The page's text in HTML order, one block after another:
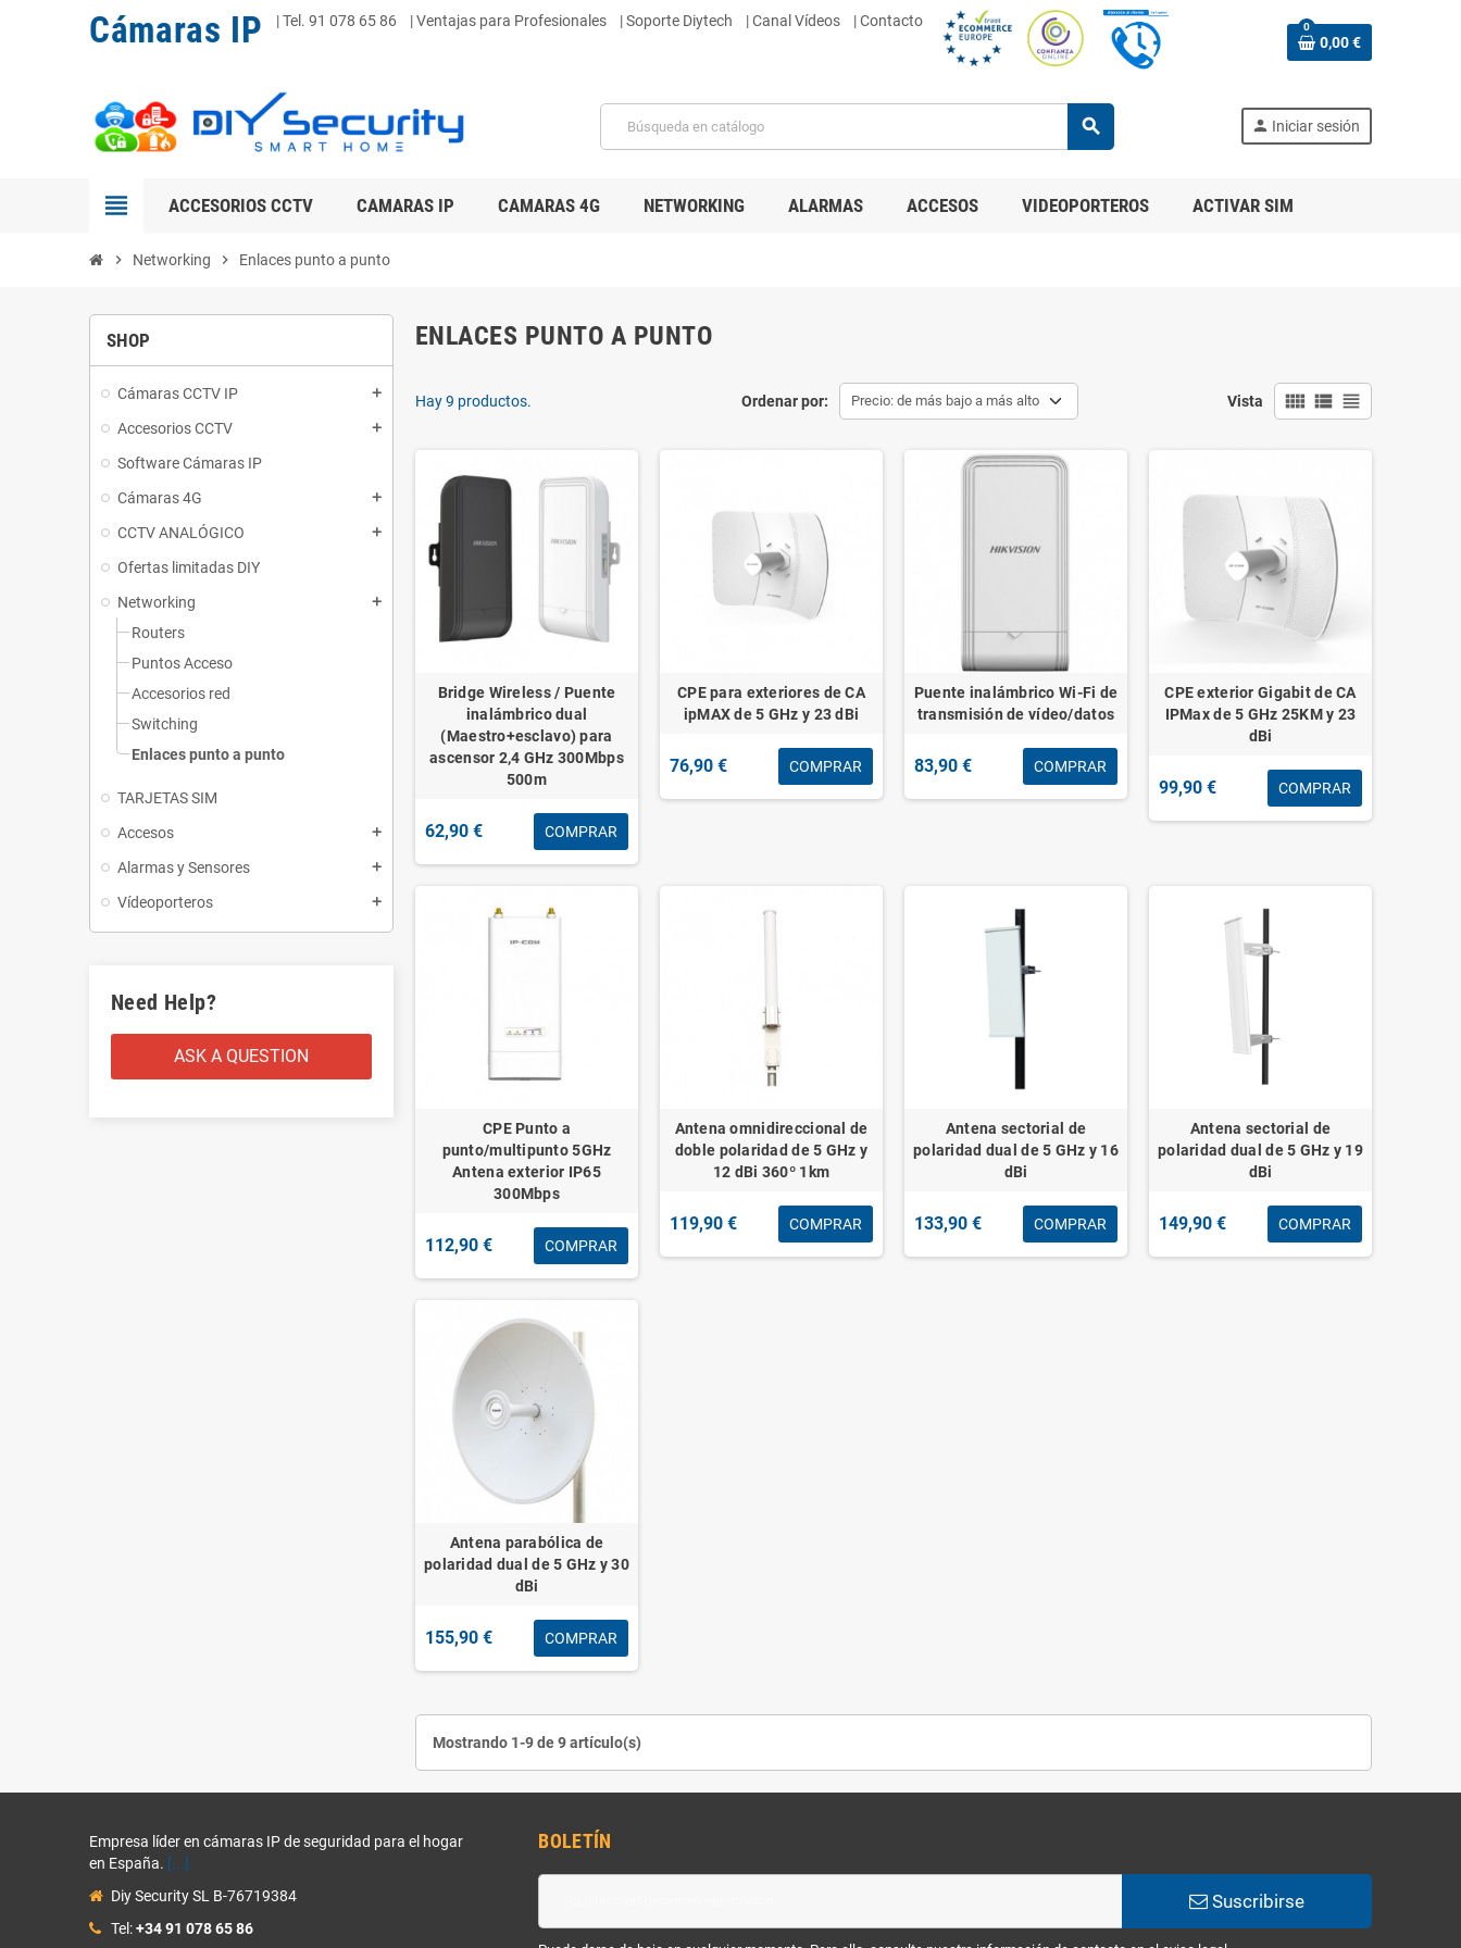
Cámaras IP |Tel. 91 078 65 86 | Ventajas para Profesionales | Soporte Diytech | Canal Vídeos | Contacto 0
0,00 €
search person Iniciar sesión
view_headline ACCESORIOS CCTV CAMARAS IP CAMARAS 4G NETWORKING ALARMAS ACCESOS VIDEOPORTEROS ACTIVAR SIM
chevron_right Networking chevron_right Enlaces punto a punto
SHOP
Cámaras CCTV IP add
Accesorios CCTV add
Software Cámaras IP
Cámaras 4G
add
CCTV ANALÓGICO add
Ofertas limitadas DIY
Networking
add
Routers
Puntos Acceso
Accesorios red
Switching
Enlaces punto a punto
TARJETAS SIM
Accesos
add
Alarmas y Sensores add
Vídeoporteros add
Need Help?
ASK A QUESTION
ENLACES PUNTO A PUNTO
Ordenar por: Precio: de más bajo a más alto Vista view_comfy view_list view_headline
Hay 9 productos.
Bridge Wireless / Puente
inalámbrico dual
(Maestro+esclavo) para
ascensor 2,4 GHz 300Mbps
500m
62,90 € COMPRAR
CPE para exteriores de CA
ipMAX de 5 GHz y 23 dBi
76,90 € COMPRAR
Puente inalámbrico Wi-Fi de
transmisión de vídeo/datos
83,90 € COMPRAR
CPE exterior Gigabit de CA
IPMax de 5 GHz 25KM y 23
dBi
99,90 € COMPRAR
CPE Punto a
punto/multipunto 5GHz
Antena exterior IP65
300Mbps
112,90 € COMPRAR
Antena omnidireccional de
doble polaridad de 5 GHz y
12 dBi 360º 1km
119,90 € COMPRAR
Antena sectorial de
polaridad dual de 5 GHz y 16
dBi
133,90 € COMPRAR
Antena sectorial de
polaridad dual de 5 GHz y 19
dBi
149,90 € COMPRAR
Antena parabólica de
polaridad dual de 5 GHz y 30
dBi
155,90 € COMPRAR
Mostrando 1-9 de 9 artículo(s)
Empresa líder en cámaras IP de seguridad para el hogar
en España. [...]
Diy Security SL B-76719384
Tel:+34 91 078 65 86
BOLETÍN
Suscribirse